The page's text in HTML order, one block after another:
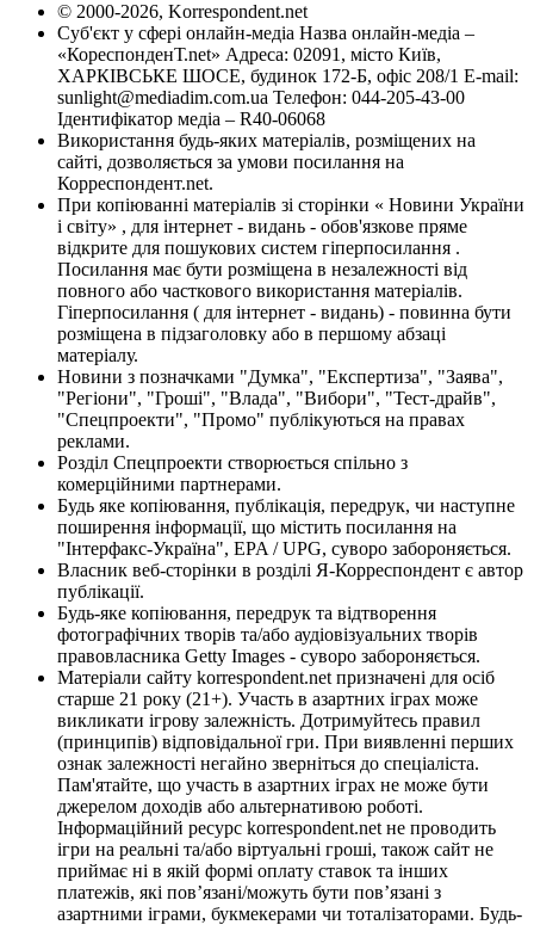
© 2000-2026, Korrespondent.net
Суб'єкт у сфері онлайн-медіа Назва онлайн-медіа –
«КореспонденТ.net» Адреса: 02091, місто Київ,
ХАРКІВСЬКЕ ШОСЕ, будинок 172-Б, офіс 208/1 E-mail:
sunlight@mediadim.com.ua Телефон: 044-205-43-00
Ідентифікатор медіа – R40-06068
Використання будь-яких матеріалів, розміщених на
сайті, дозволяється за умови посилання на
Корреспондент.net.
При копіюванні матеріалів зі сторінки « Новини України
і світу» , для інтернет - видань - обов'язкове пряме
відкрите для пошукових систем гіперпосилання .
Посилання має бути розміщена в незалежності від
повного або часткового використання матеріалів.
Гіперпосилання ( для інтернет - видань) - повинна бути
розміщена в підзаголовку або в першому абзаці
матеріалу.
Новини з позначками "Думка", "Експертиза", "Заява",
"Регіони", "Гроші", "Влада", "Вибори", "Тест-драйв",
"Спецпроекти", "Промо" публікуються на правах
реклами.
Розділ Спецпроекти створюється спільно з
комерційними партнерами.
Будь яке копіювання, публікація, передрук, чи наступне
поширення інформації, що містить посилання на
"Інтерфакс-Україна", EPA / UPG, суворо забороняється.
Власник веб-сторінки в розділі Я-Корреспондент є автор
публікації.
Будь-яке копіювання, передрук та відтворення
фотографічних творів та/або аудіовізуальних творів
правовласника Getty Images - суворо забороняється.
Матеріали сайту korrespondent.net призначені для осіб
старше 21 року (21+). Участь в азартних іграх може
викликати ігрову залежність. Дотримуйтесь правил
(принципів) відповідальної гри. При виявленні перших
ознак залежності негайно зверніться до спеціаліста.
Пам'ятайте, що участь в азартних іграх не може бути
джерелом доходів або альтернативою роботі.
Інформаційний ресурс korrespondent.net не проводить
ігри на реальні та/або віртуальні гроші, також сайт не
приймає ні в якій формі оплату ставок та інших
платежів, які пов’язані/можуть бути пов’язані з
азартними іграми, букмекерами чи тоталізаторами. Будь-